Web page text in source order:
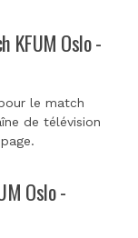
KFUM Oslo -
le match
de télévision
Oslo -